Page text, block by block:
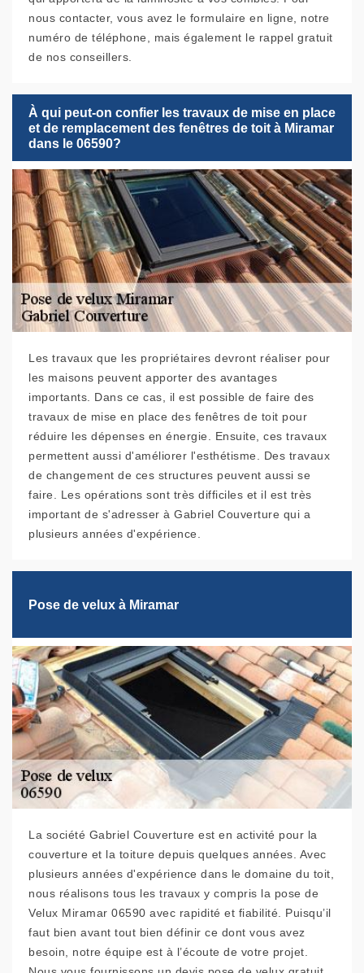
nous contacter, vous avez le formulaire en ligne, notre
numéro de téléphone, mais également le rappel gratuit
de nos conseillers.
À qui peut-on confier les travaux de mise en place
et de remplacement des fenêtres de toit à Miramar
dans le 06590?
Les travaux que les propriétaires devront réaliser pour
les maisons peuvent apporter des avantages
importants. Dans ce cas, il est possible de faire des
travaux de mise en place des fenêtres de toit pour
réduire les dépenses en énergie. Ensuite, ces travaux
permettent aussi d'améliorer l'esthétisme. Des travaux
de changement de ces structures peuvent aussi se
faire. Les opérations sont très difficiles et il est très
important de s'adresser à Gabriel Couverture qui a
plusieurs années d'expérience.
Pose de velux à Miramar
La société Gabriel Couverture est en activité pour la
couverture et la toiture depuis quelques années. Avec
plusieurs années d'expérience dans le domaine du toit,
nous réalisons tous les travaux y compris la pose de
Velux Miramar 06590 avec rapidité et fiabilité. Puisqu’il
faut bien avant tout bien définir ce dont vous avez
besoin, notre équipe est à l’écoute de votre projet.